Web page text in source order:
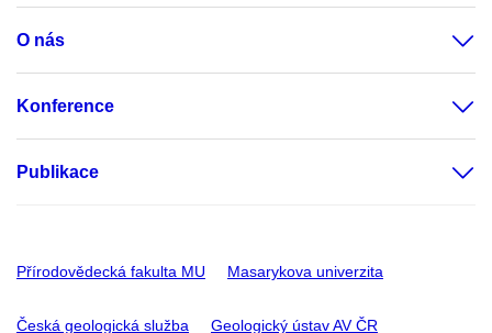
O nás
Konference
Publikace
Přírodovědecká fakulta MU Masarykova univerzita
Česká geologická služba Geologický ústav AV ČR